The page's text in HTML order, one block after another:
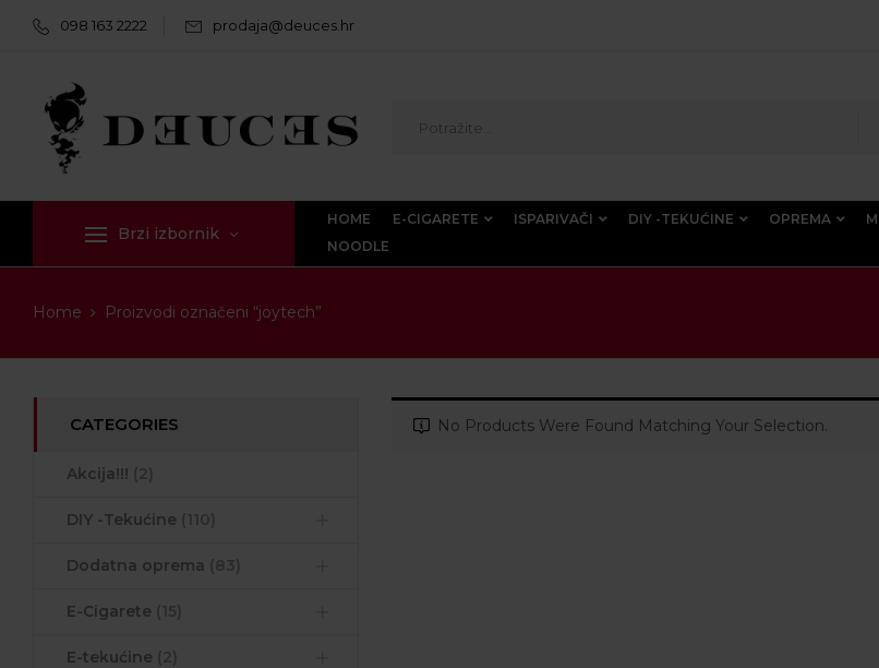
098 163 2222 prodaja@deuces.hr
Brzi izbornik
HOME E-CIGARETE ISPARIVAČI DIY -TEKUĆINE OPREMA
NOODLE
Home Proizvodi označeni “joytech”
CATEGORIES
Akcija!!!
DIY -Tekućine
Dodatna oprema
E-Cigarete
E-tekućine
No Products Were Found Matching Your Selection.